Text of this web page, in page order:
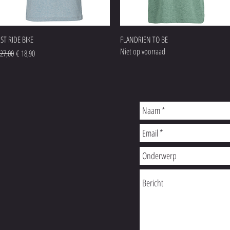
RIDE BIKE
prijs
Verkoopprijs
€ 18,90
Snel overzicht
FLANDRIEN TO BE
Niet op voorraad